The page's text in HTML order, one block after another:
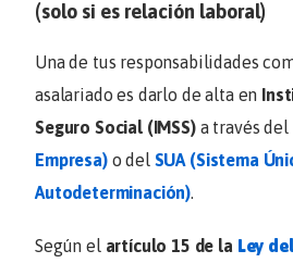
(solo si es relación laboral)
Una de tus responsabilidades
asalariado es darlo de alta en
Seguro Social (IMSS)a través del
Empresa)o del SUA (Sistema
Autodeterminación)
Según el artículo 15 de la Ley